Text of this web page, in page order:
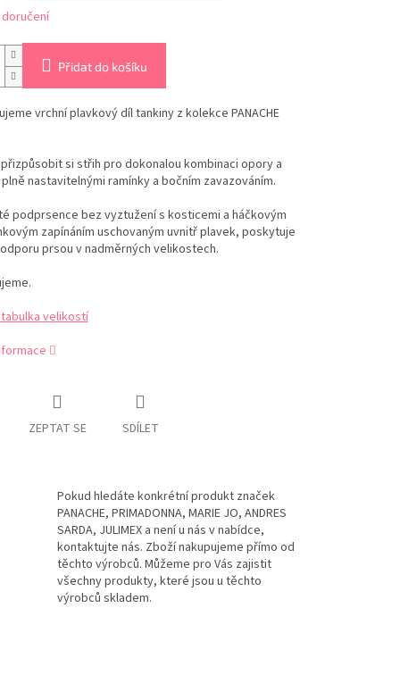
Přidat do košíku
vrchní plavkový díl tankiny z kolekce PANACHE
si střih pro dokonalou kombinaci opory a
nastavitelnými ramínky a bočním zavazováním.
podprsence bez vyztužení s kosticemi a háčkovým
zapínáním uschovaným uvnitř plavek, poskytuje
prsou v nadměrných velikostech.
tabulka velikostí
ZEPTAT SE SDÍLET
Pokud hledáte konkrétní produkt značek
PANACHE, PRIMADONNA, MARIE JO, ANDRES
SARDA, JULIMEX a není u nás v nabídce,
kontaktujte nás. Zboží nakupujeme přímo od
těchto výrobců. Můžeme pro Vás zajistit
všechny produkty, které jsou u těchto
výrobců skladem.